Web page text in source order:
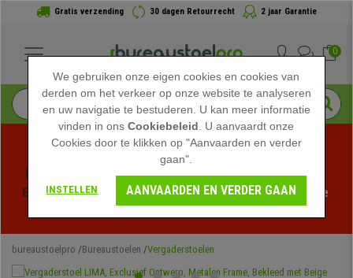
Gratis verzending 30 dagen Retourrecht 2 jaar Garantie
0
Profiteer van de Zomeruitverkoop bij bureaustoelpro!
Exclusieve kortingen voor een beperkte tijd - Bekijk de
bureaustoelpro Bureaustoelen Vergaderstoelen
We gebruiken onze eigen cookies en cookies van
derden om het verkeer op onze website te analyseren
en uw navigatie te bestuderen. U kan meer informatie
vinden in onsCookiebeleid . U aanvaardt onze
Cookies door te klikken op "Aanvaarden en verder
gaan".
INSTELLEN AANVAARDEN EN VERDER GAAN